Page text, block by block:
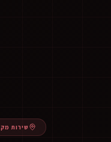
שירות